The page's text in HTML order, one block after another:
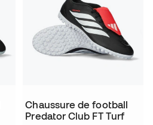
Chaussure de football
Predator Club FT Turf